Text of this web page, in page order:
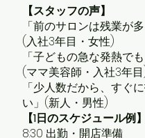
【スタッフの声】
「前のサロンは残業が
(入社3年目・女性)
「子どもの急な発熱で
(ママ美容師・入社3年
「少人数だから、すぐ
い」(新人・男性)
【1日のスケジュール
8:30 出勤・開店準備